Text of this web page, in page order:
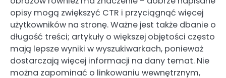
opisy mogą zwiększyć CTR i przyciągnąć więcej
użytkowników na stronę. Ważne jest także dbanie o
długość treści; artykuły o większej objętości często
mają lepsze wyniki w wyszukiwarkach, ponieważ
dostarczają więcej informacji na dany temat. Nie
można zapominać o linkowaniu wewnętrznym,